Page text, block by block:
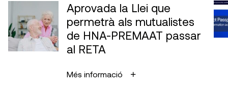
Aprovada la Llei que
permetrà als mutualistes
de HNA-PREMAAT passar
al RETA
Més informació